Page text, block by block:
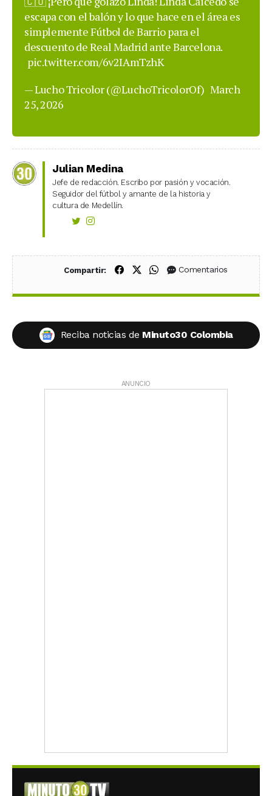
escapa con el balón y lo que hace en el área es
simplemente Fútbol de Barrio para el
descuento de Real Madrid ante Barcelona.
pic.twitter.com/6v2IAmTzhK
— Lucho Tricolor (@LuchoTricolorOf) March
25, 2026
Julian Medina
Jefe de redacción. Escribo por pasión y vocación.
Seguidor del fútbol y amante de la historia y
cultura de Medellín.
Compartir: Compartir en Facebook
Compartir en X (Twitter)
Compartir en WhatsApp
Comentarios
Reciba noticias de Minuto30 Colombia
ANUNCIO